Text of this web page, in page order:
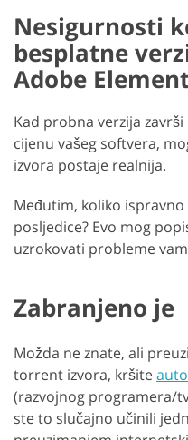
Nesigurnosti
besplatne
Adobe
Kad probna verzija
cijenu vašeg softvera,
izvora postaje realnija.
Međutim, koliko
posljedice? Evo mog
uzrokovati probleme
Zabranjeno je
Možda ne znate, ali
torrent izvora, kršite
(razvojnog programera/
ste to slučajno učinili